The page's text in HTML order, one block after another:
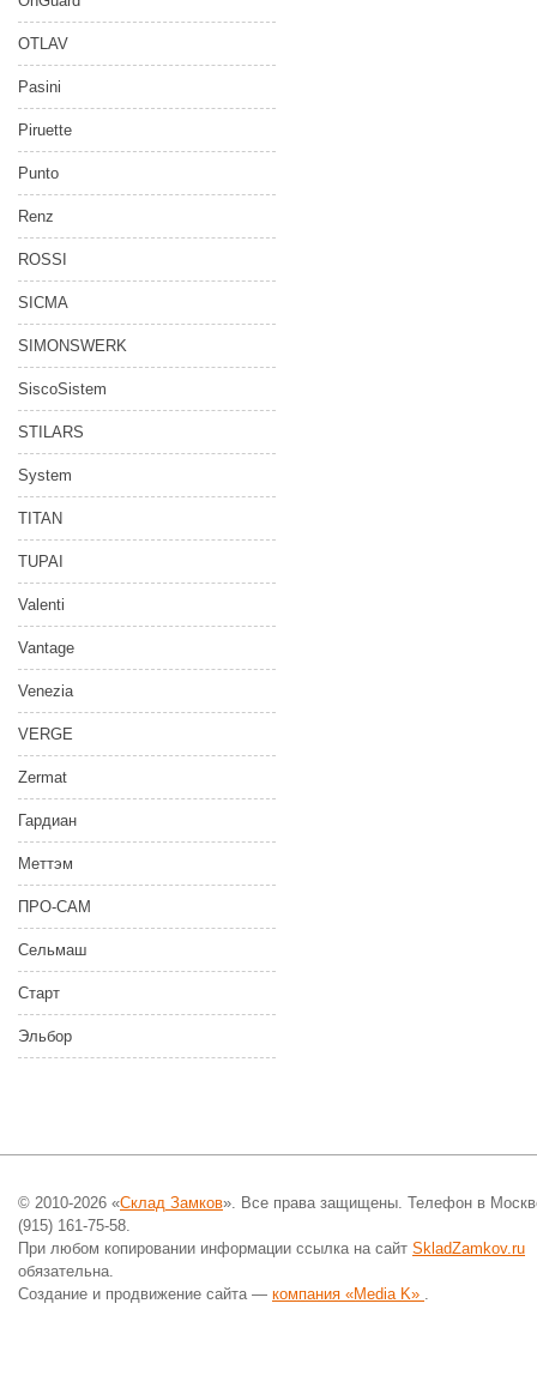
OTLAV
Pasini
Piruette
Punto
Renz
ROSSI
SICMA
SIMONSWERK
SiscoSistem
STILARS
System
TITAN
TUPAI
Valenti
Vantage
Venezia
VERGE
Zermat
Гардиан
Меттэм
ПРО-САМ
Сельмаш
Старт
Эльбор
© 2010-2026 «Склад Замков». Все права защищены. Телефон в
(915) 161-75-58.
При любом копировании информации ссылка на сайт SkladZamkov.ru
обязательна.
Создание и продвижение сайта — компания «Media K» .